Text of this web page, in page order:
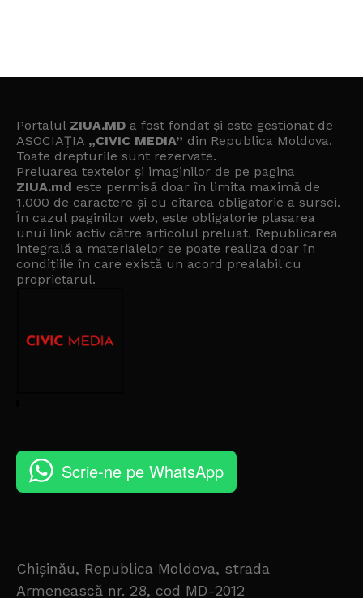
Portalul ZIUA.MD a fost fondat și este gestionat de
ASOCIAȚIA „CIVIC MEDIA” din Republica Moldova.
Toate drepturile sunt rezervate.
Preluarea textelor și imaginilor de pe pagina
ZIUA.md este permisă doar în limita maximă de
1.000 de caractere și cu citarea obligatorie a sursei.
În cazul paginilor web, este obligatorie plasarea
unui link activ către articolul preluat. Republicarea
integrală a materialelor se poate realiza doar în
condițiile în care există un acord prealabil cu
proprietarul.
Scrie-ne pe WhatsApp
Chișinău, Republica Moldova, strada
Armenească nr. 28, cod MD-2012